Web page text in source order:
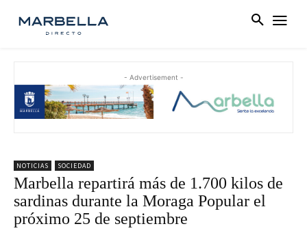
- Advertisement -
NOTICIAS SOCIEDAD
Marbella repartirá más de 1.700 kilos de
sardinas durante la Moraga Popular el
próximo 25 de septiembre